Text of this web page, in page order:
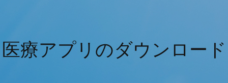
医療アプリのダウンロード